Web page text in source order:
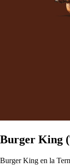
Burger King
Burger King en la